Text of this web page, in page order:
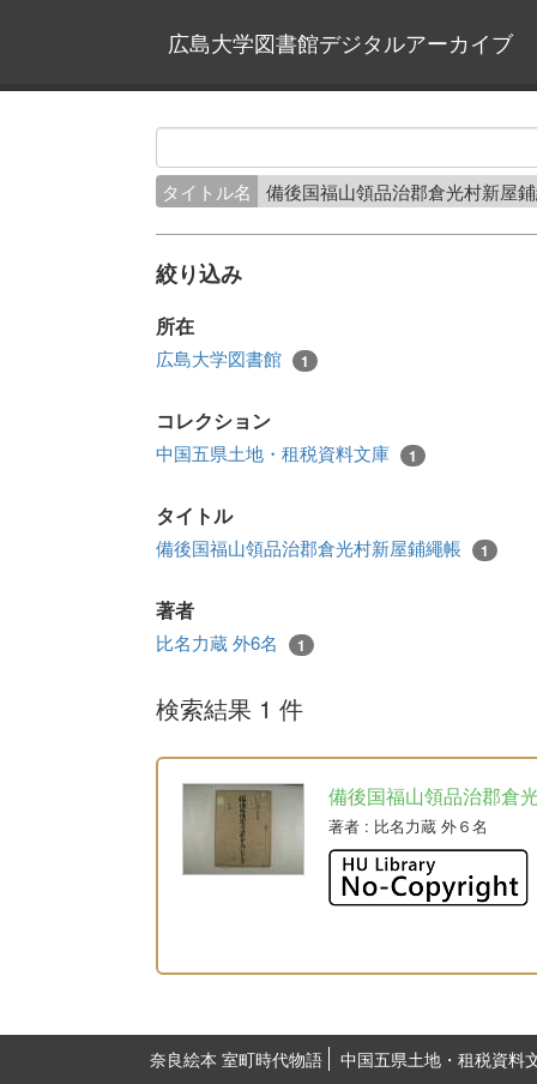
広島大学図書館デジタルアーカイブ
タイトル名 備後国福山領品治郡倉光村新屋
絞り込み
所在
広島大学図書館 1
コレクション
中国五県土地・租税資料文庫 1
タイトル
備後国福山領品治郡倉光村新屋鋪繩帳 1
著者
比名力蔵 外6名 1
検索結果 1 件
備後国福山領品治郡倉
著者 : 比名力蔵 外６名
奈良絵本 室町時代物語
中国五県土地・租税資料